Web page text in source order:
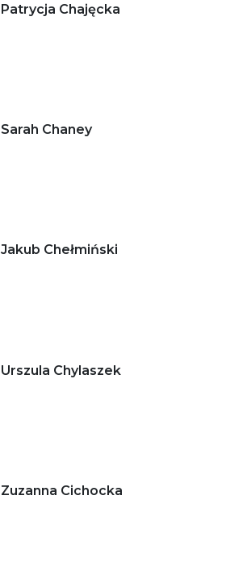
Patrycja Chajęcka
Sarah Chaney
Jakub Chełmiński
Urszula Chylaszek
Zuzanna Cichocka